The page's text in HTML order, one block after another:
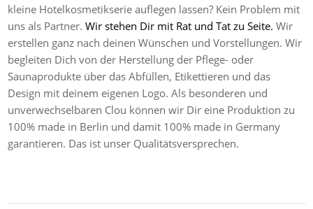
kleine Hotelkosmetikserie auflegen lassen? Kein Problem mit
uns als Partner.Wir stehen Dir mit Rat und Tat zu Seite. Wir
erstellen ganz nach deinen Wünschen und Vorstellungen. Wir
begleiten Dich von der Herstellung der Pflege- oder
Saunaprodukte über das Abfüllen, Etikettieren und das
Design mit deinem eigenen Logo. Als besonderen und
unverwechselbaren Clou können wir Dir eine Produktion zu
100% made in Berlin und damit 100% made in Germany
garantieren. Das ist unser Qualitätsversprechen.